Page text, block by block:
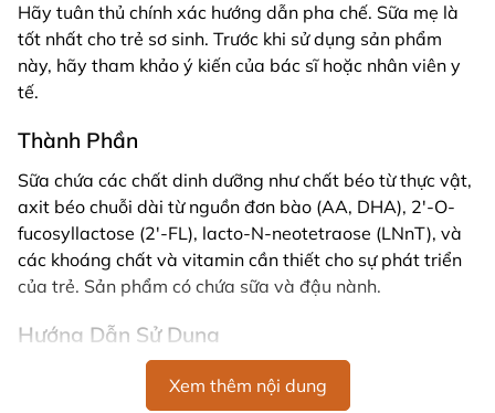
Hãy tuân thủ chính xác hướng dẫn pha chế. Sữa mẹ là
tốt nhất cho trẻ sơ sinh. Trước khi sử dụng sản phẩm
này, hãy tham khảo ý kiến của bác sĩ hoặc nhân viên y
tế.
Thành Phần
Sữa chứa các chất dinh dưỡng như chất béo từ thực vật,
axit béo chuỗi dài từ nguồn đơn bào (AA, DHA), 2'-O-
fucosyllactose (2'-FL), lacto-N-neotetraose (LNnT), và
các khoáng chất và vitamin cần thiết cho sự phát triển
của trẻ. Sản phẩm có chứa sữa và đậu nành.
Hướng Dẫn Sử Dụng
Bảo quản hộp sữa nơi khô ráo, thoáng mát (ví dụ:
trong tủ bếp).
Xem thêm nội dung